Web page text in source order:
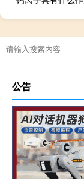
服装设计包含什
公告